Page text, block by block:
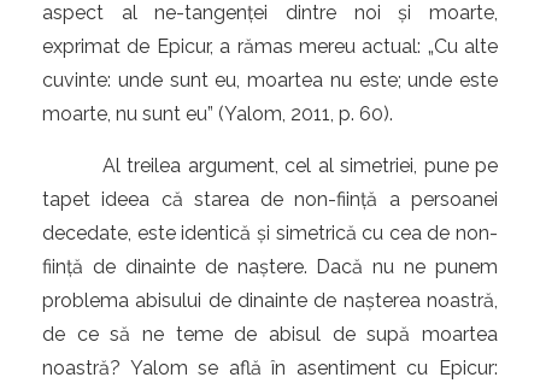
aspect al ne-tangenței dintre noi și moarte,
exprimat de Epicur, a rămas mereu actual: „Cu alte
cuvinte: unde sunt eu, moartea nu este; unde este
moarte, nu sunt eu” (Yalom, 2011, p. 60).
Al treilea argument, cel al simetriei, pune pe
tapet ideea că starea de non-ființă a persoanei
decedate, este identică și simetrică cu cea de non-
ființă de dinainte de naștere. Dacă nu ne punem
problema abisului de dinainte de nașterea noastră,
de ce să ne teme de abisul de supă moartea
noastră? Yalom se află în asentiment cu Epicur: